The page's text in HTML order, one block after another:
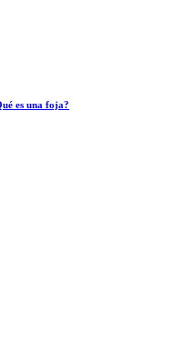
es una foja?